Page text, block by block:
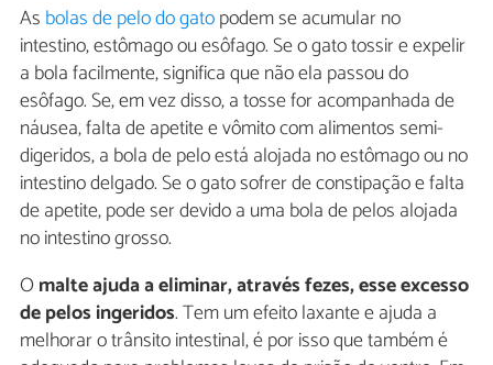
As bolas de pelo do gatopodem se acumular no
intestino, estômago ou esôfago. Se o gato tossir e expelir
a bola facilmente, significa que não ela passou do
esôfago. Se, em vez disso, a tosse for acompanhada de
náusea, falta de apetite e vômito com alimentos semi-
digeridos, a bola de pelo está alojada no estômago ou no
intestino delgado. Se o gato sofrer de constipação e falta
de apetite, pode ser devido a uma bola de pelos alojada
no intestino grosso.
Omalte ajuda a eliminar, através fezes, esse excesso
de pelos ingeridos. Tem um efeito laxante e ajuda a
melhorar o trânsito intestinal, é por isso que também é